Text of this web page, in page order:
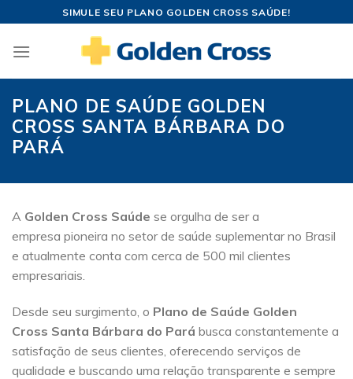
content
SIMULE SEU PLANO GOLDEN CROSS SAÚDE!
PLANO DE SAÚDE GOLDEN
CROSS SANTA BÁRBARA DO
PARÁ
A Golden Cross Saúde se orgulha de ser a
empresa pioneira no setor de saúde suplementar no Brasil
e atualmente conta com cerca de 500 mil clientes
empresariais.
Desde seu surgimento, o Plano de Saúde Golden
Cross Santa Bárbara do Pará busca constantemente a
satisfação de seus clientes, oferecendo serviços de
qualidade e buscando uma relação transparente e sempre